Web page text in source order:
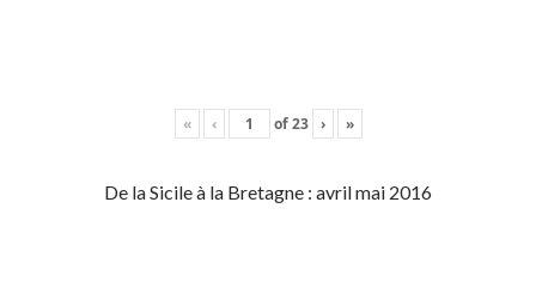
« ‹ of23 › »
De la Sicile à la Bretagne : avril mai 2016